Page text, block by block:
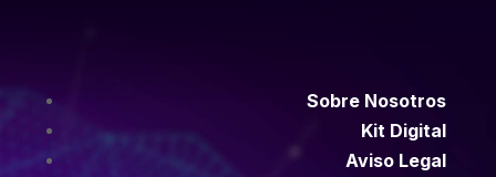
Sobre Nosotros
Kit Digital
Aviso Legal